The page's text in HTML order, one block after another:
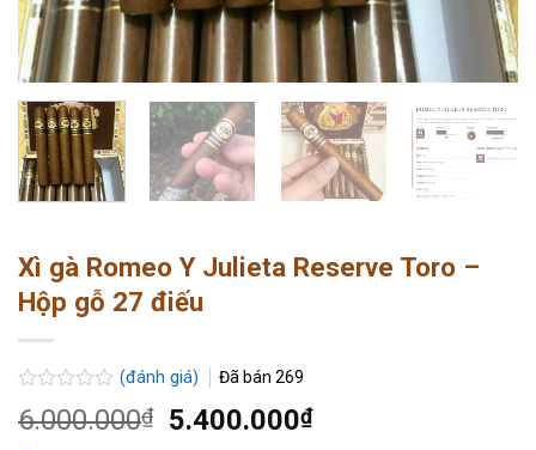
Xì gà Romeo Y Julieta Reserve Toro –
Hộp gỗ 27 điếu
Được
xếp
(đánh giá) Đã bán 269
6.000.000₫
Giá
5.400.000₫Giá